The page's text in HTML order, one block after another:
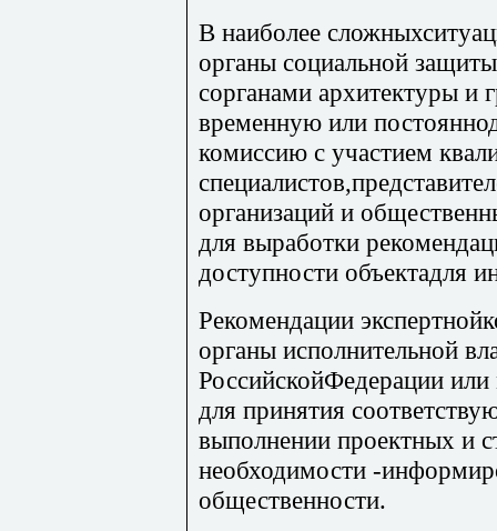
В наиболее
органы социальной
сорганами архитектуры и
временную или
комиссию с участием
организаций и
для выработки
доступности объектадля
Рекомендации
органы исполнительной
РоссийскойФедерации
для принятия
выполнении проектных и
необходимости -
общественности.